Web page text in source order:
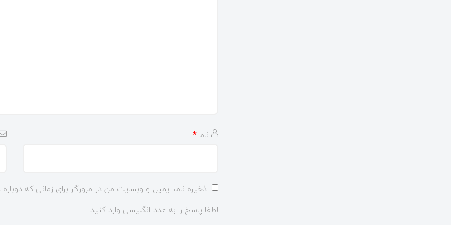
نام *
ذخیره نام، ایمیل و وبسایت من در مرورگر برای زمانی که
لطفا پاسخ را به عدد انگلیسی وارد کنید: